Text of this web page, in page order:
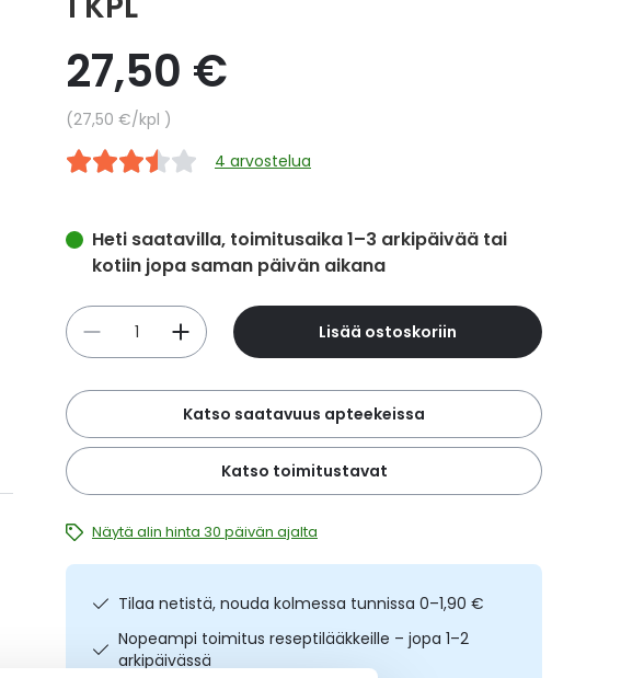
27,50 €
Yksikköhinta
27,50 €/kpl
4 arvostelua
Heti saatavilla, toimitusaika 1–3 arkipäivää tai
kotiin jopa saman päivän aikana
Määrä
Lisää ostoskoriin
Katso saatavuus apteekeissa
Katso toimitustavat
Näytä alin hinta 30 päivän ajalta
Tilaa netistä, nouda kolmessa tunnissa 0–1,90 €
Nopeampi toimitus reseptilääkkeille – jopa 1–2
arkipäivässä